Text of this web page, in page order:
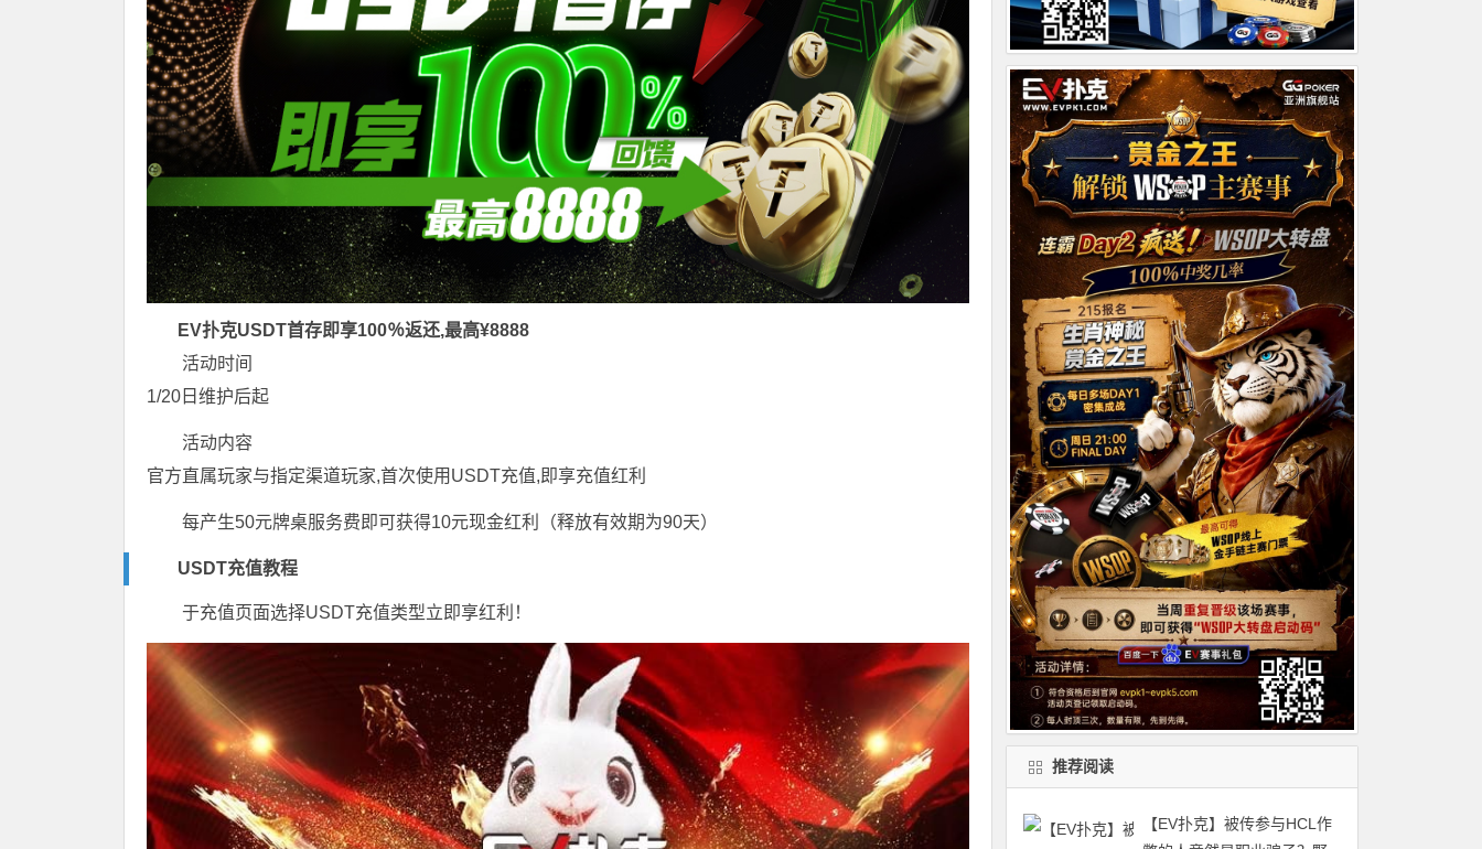
EV扑克USDT首存即享100％返还,最高¥8888
活动时间
1/20日维护后起
活动内容
官方直属玩家与指定渠道玩家,首次使用USDT充值,即享充值红利
每产生50元牌桌服务费即可获得10元现金红利（释放有效期为90天）
USDT充值教程
于充值页面选择USDT充值类型立即享红利！
推荐阅读
【EV扑克】被传参与HCL作